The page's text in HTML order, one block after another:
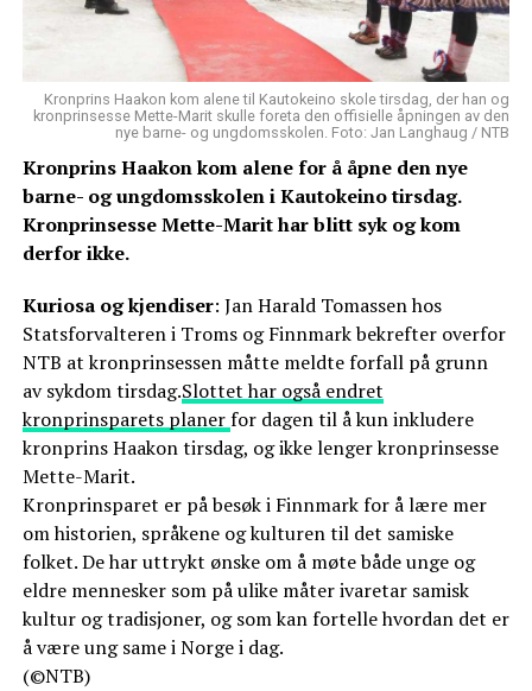
Kronprins Haakon kom alene til Kautokeino skole tirsdag, der han og
kronprinsesse Mette-Marit skulle foreta den offisielle åpningen av den
nye barne- og ungdomsskolen. Foto: Jan Langhaug / NTB
Kronprins Haakon kom alene for å åpne den nye
barne- og ungdomsskolen i Kautokeino tirsdag.
Kronprinsesse Mette-Marit har blitt syk og kom
derfor ikke.
Kuriosa og kjendiser: Jan Harald Tomassen hos
Statsforvalteren i Troms og Finnmark bekrefter overfor
NTB at kronprinsessen måtte meldte forfall på grunn
av sykdom tirsdag.Slottet har også endret
kronprinsparets planerfor dagen til å kun inkludere
kronprins Haakon tirsdag, og ikke lenger kronprinsesse
Mette-Marit.
Kronprinsparet er på besøk i Finnmark for å lære mer
om historien, språkene og kulturen til det samiske
folket. De har uttrykt ønske om å møte både unge og
eldre mennesker som på ulike måter ivaretar samisk
kultur og tradisjoner, og som kan fortelle hvordan det er
å være ung same i Norge i dag.
(©NTB)